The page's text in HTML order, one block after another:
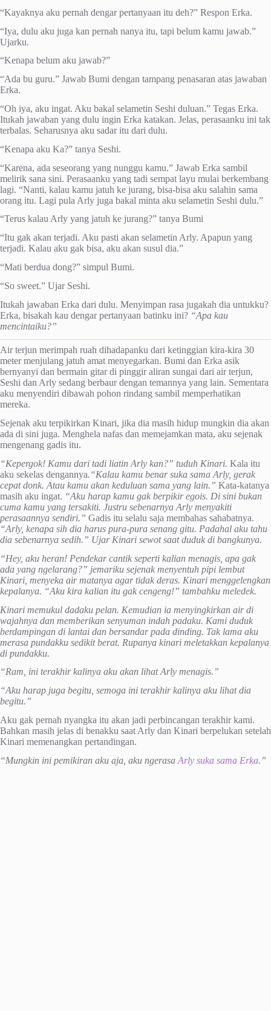
“Kayaknya aku pernah dengar pertanyaan itu deh?” Respon Erka.
“Iya, dulu aku juga kan pernah nanya itu, tapi belum kamu jawab.”
Ujarku.
“Kenapa belum aku jawab?”
“Ada bu guru.” Jawab Bumi dengan tampang penasaran atas jawaban
Erka.
“Oh iya, aku ingat. Aku bakal selametin Seshi duluan.” Tegas Erka.
Itukah jawaban yang dulu ingin Erka katakan. Jelas, perasaanku ini tak
terbalas. Seharusnya aku sadar itu dari dulu.
“Kenapa aku Ka?” tanya Seshi.
“Karena, ada seseorang yang nunggu kamu.” Jawab Erka sambil
melirik sana sini. Perasaanku yang tadi sempat layu mulai berkembang
lagi. “Nanti, kalau kamu jatuh ke jurang, bisa-bisa aku salahin sama
orang itu. Lagi pula Arly juga bakal minta aku selametin Seshi dulu.”
“Terus kalau Arly yang jatuh ke jurang?” tanya Bumi
“Itu gak akan terjadi. Aku pasti akan selametin Arly. Apapun yang
terjadi. Kalau aku gak bisa, aku akan susul dia.”
“Mati berdua dong?” simpul Bumi.
“So sweet.” Ujar Seshi.
Itukah jawaban Erka dari dulu. Menyimpan rasa jugakah dia untukku?
Erka, bisakah kau dengar pertanyaan batinku ini? “Apa kau
mencintaiku?”
Air terjun merimpah ruah dihadapanku dari ketinggian kira-kira 30
meter menjulang jatuh amat menyegarkan. Bumi dan Erka asik
bernyanyi dan bermain gitar di pinggir aliran sungai dari air terjun,
Seshi dan Arly sedang berbaur dengan temannya yang lain. Sementara
aku menyendiri dibawah pohon rindang sambil memperhatikan
mereka.
Sejenak aku terpikirkan Kinari, jika dia masih hidup mungkin dia akan
ada di sini juga. Menghela nafas dan memejamkan mata, aku sejenak
mengenang gadis itu.
“Kepergok! Kamu dari tadi liatin Arly kan?” tuduh Kinari. Kala itu
aku sekelas dengannya.“Kalau kamu benar suka sama Arly, gerak
cepat donk. Atau kamu akan keduluan sama yang lain.” Kata-katanya
masih aku ingat. “Aku harap kamu gak berpikir egois. Di sini bukan
cuma kamu yang tersakiti. Justru sebenarnya Arly menyakiti
perasaannya sendiri.” Gadis itu selalu saja membahas sahabatnya.
“Arly, kenapa sih dia harus pura-pura senang gitu. Padahal aku tahu
dia sebenarnya sedih.” Ujar Kinari sewot saat duduk di bangkunya.
“Hey, aku heran! Pendekar cantik seperti kalian menagis, apa gak
ada yang ngelarang?” jemariku sejenak menyentuh pipi lembut
Kinari, menyeka air matanya agar tidak deras. Kinari menggelengkan
kepalanya. “Aku kira kalian itu gak cengeng!” tambahku meledek.
Kinari memukul dadaku pelan. Kemudian ia menyingkirkan air di
wajahnya dan memberikan senyuman indah padaku. Kami duduk
berdampingan di lantai dan bersandar pada dinding. Tak lama aku
merasa pundakku sedikitberat. Rupanya kinari meletakkan kepalanya
di pundakku.
“Ram, ini terakhir kalinya aku akan lihat Arly menagis.”
“Aku harap juga begitu, semoga ini terakhir kalinya aku lihat dia
begitu.”
Aku gak pernah nyangka itu akan jadi perbincangan terakhir kami.
Bahkan masih jelas di benakku saat Arly dan Kinari berpelukan setelah
Kinari memenangkan pertandingan.
“Mungkin ini pemikiran aku aja, aku ngerasa Arly suka sama Erka.”